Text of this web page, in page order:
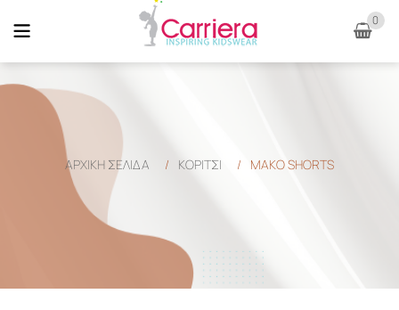
0
ΑΡΧΙΚΉ ΣΕΛΊΔΑ / ΚΟΡΙΤΣΙ / ΜΑΚΟ SHORTS